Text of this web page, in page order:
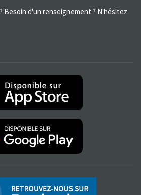
Besoin d'un renseignement ? N'hésitez